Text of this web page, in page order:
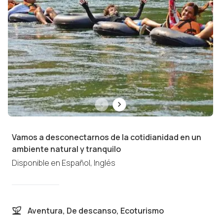
Vamos a desconectarnos de la cotidianidad en un
ambiente natural y tranquilo
Disponible en Español, Inglés
Aventura, De descanso, Ecoturismo